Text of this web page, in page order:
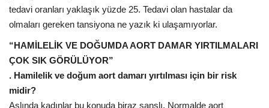
tedavi oranları yaklaşık yüzde 25. Tedavi olan hastalar da
olmaları gereken tansiyona ne yazık ki ulaşamıyorlar.
“HAMİLELİK VE DOĞUMDA AORT DAMAR YIRTILMALARI
ÇOK SIK GÖRÜLÜYOR”
. Hamilelik ve doğum aort damarı yırtılması için bir risk
midir?
Aslında kadınlar bu konuda biraz şanslı. Normalde aort